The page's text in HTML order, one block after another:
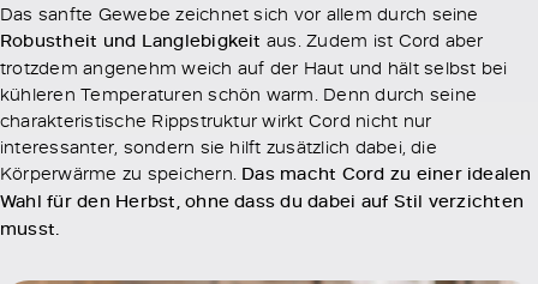
Das sanfte Gewebe zeichnet sich vor allem durch seine
Robustheit und Langlebigkeit aus. Zudem ist Cord aber
trotzdem angenehm weich auf der Haut und hält selbst bei
kühleren Temperaturen schön warm. Denn durch seine
charakteristische Rippstruktur wirkt Cord nicht nur
interessanter, sondern sie hilft zusätzlich dabei, die
Körperwärme zu speichern. Das macht Cord zu einer idealen
Wahl für den Herbst, ohne dass du dabei auf Stil verzichten
musst.